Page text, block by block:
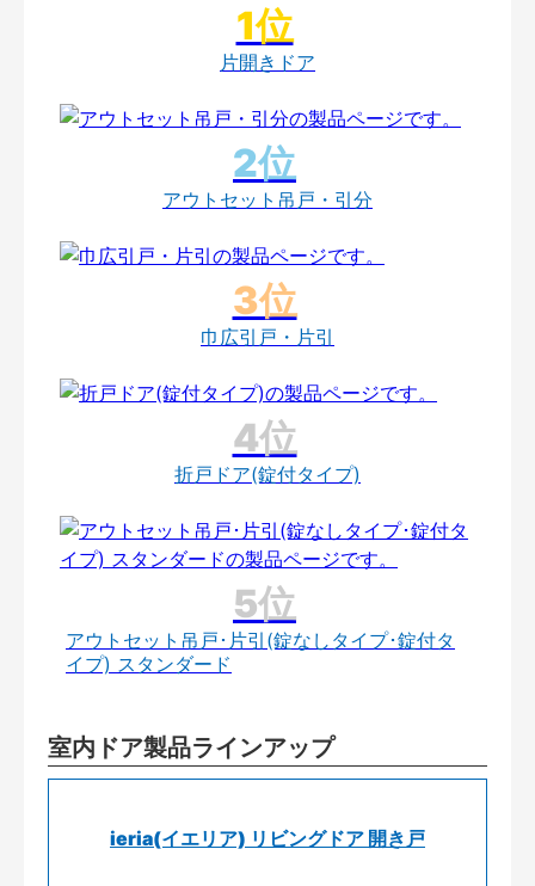
片開きドア
アウトセット吊戸・引分
巾広引戸・片引
折戸ドア(錠付タイプ)
アウトセット吊戸･片引(錠なしタイプ･錠付タ
イプ) スタンダード
室内ドア製品ラインアップ
ieria(イエリア) リビングドア 開き戸